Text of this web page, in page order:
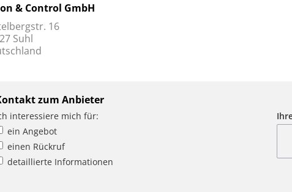
& Control GmbH
16
Suhl
zum Anbieter
interessiere mich für:
ein Angebot
einen Rückruf
detaillierte Informationen